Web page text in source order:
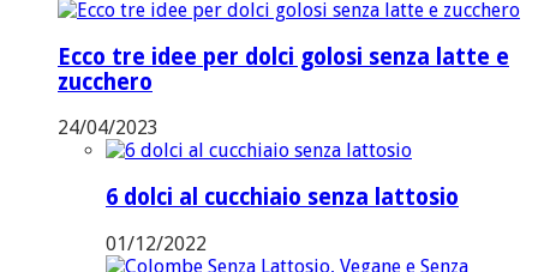
Ecco tre idee per dolci golosi senza latte e
zucchero
24/04/2023
6 dolci al cucchiaio senza lattosio
01/12/2022